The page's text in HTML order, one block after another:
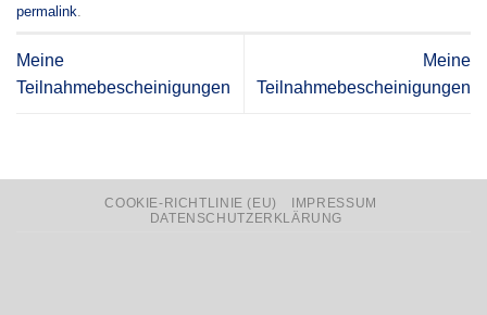
permalink.
Meine
Teilnahmebescheinigungen
Meine
Teilnahmebescheinigungen
COOKIE-RICHTLINIE (EU)
IMPRESSUM
DATENSCHUTZERKLÄRUNG